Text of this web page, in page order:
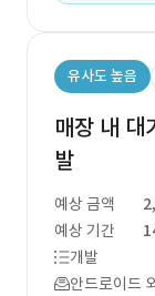
유사도 높음
매장 내
발
예상 금액
예상 기간
개발
안드로이드